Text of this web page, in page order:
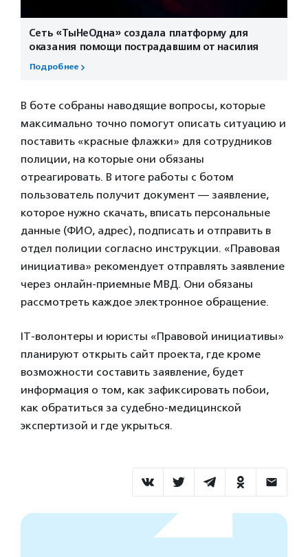
Сеть «ТыНеОдна» создала платформу для
оказания помощи пострадавшим от насилия
Подробнее
В боте собраны наводящие вопросы, которые
максимально точно помогут описать ситуацию и
поставить «красные флажки» для сотрудников
полиции, на которые они обязаны
отреагировать. В итоге работы с ботом
пользователь получит документ — заявление,
которое нужно скачать, вписать персональные
данные (ФИО, адрес), подписать и отправить в
отдел полиции согласно инструкции. «Правовая
инициатива» рекомендует отправлять заявление
через онлайн-приемные МВД. Они обязаны
рассмотреть каждое электронное обращение.
IT-волонтеры и юристы «Правовой инициативы»
планируют открыть сайт проекта, где кроме
возможности составить заявление, будет
информация о том, как зафиксировать побои,
как обратиться за судебно-медицинской
экспертизой и где укрыться.